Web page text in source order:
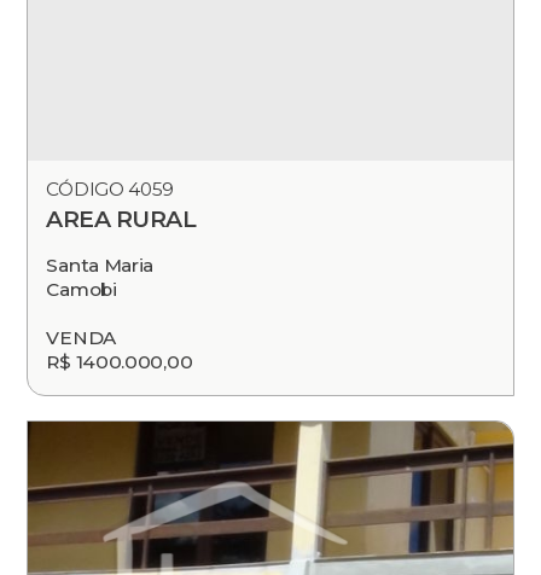
CÓDIGO 4059
AREA RURAL
Santa Maria
Camobi
VENDA
R$ 1400.000,00